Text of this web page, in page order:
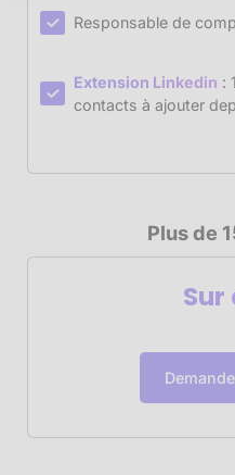
Notre plateforme vous permet
Responsable de
Extension Linkedin :
contacts à ajouter
Plus de
Sur